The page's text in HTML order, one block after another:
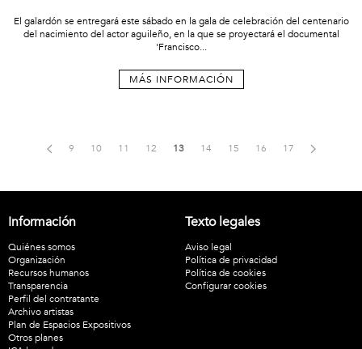
El galardón se entregará este sábado en la gala de celebración del centenario
del nacimiento del actor aguileño, en la que se proyectará el documental
'Francisco...
MÁS INFORMACIÓN
9 10 11 12 13 14 15 16 17
Información
Quiénes somos
Organización
Recursos humanos
Transparencia
Perfil del contratante
Archivo artistas
Plan de Espacios Expositivos
Otros planes
Texto legales
Aviso legal
Política de privacidad
Política de cookies
Configurar cookies